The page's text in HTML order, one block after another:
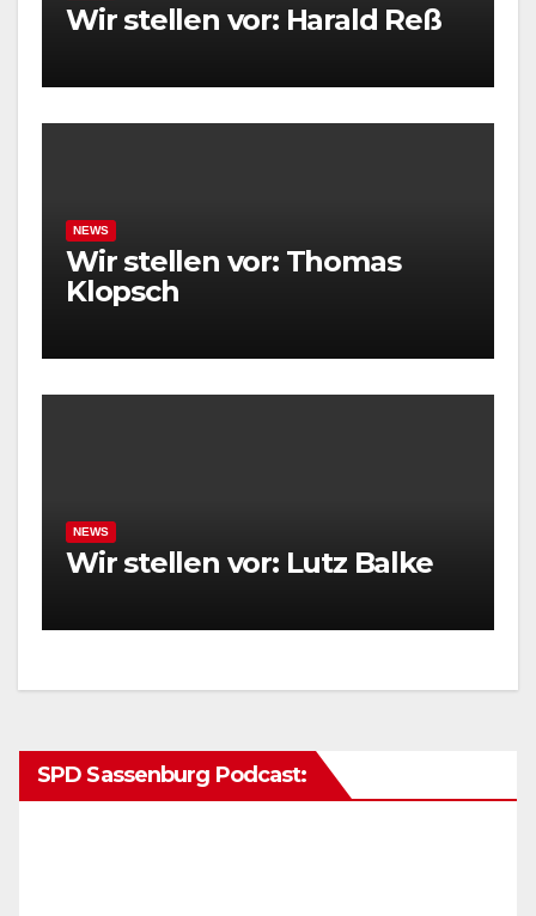
Wir stellen vor: Harald Reß
NEWS
Wir stellen vor: Thomas
Klopsch
NEWS
Wir stellen vor: Lutz Balke
SPD Sassenburg Podcast: